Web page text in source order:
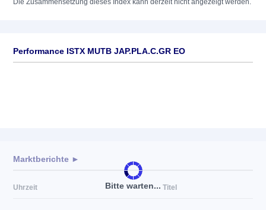
Die Zusammensetzung dieses Index kann derzeit nicht angezeigt werden.
Performance ISTX MUTB JAP.PLA.C.GR EO
Bitte warten...
Marktberichte ►
Uhrzeit Titel